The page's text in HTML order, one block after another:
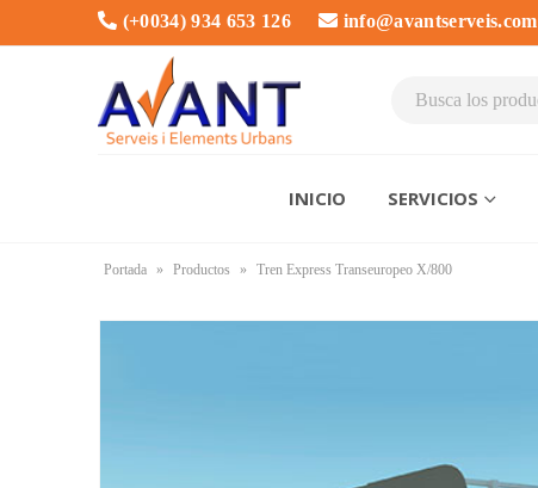
(+0034) 934 653 126 info@avantserveis.com
INICIO SERVICIOS
Portada » Productos » Tren Express Transeuropeo X/800